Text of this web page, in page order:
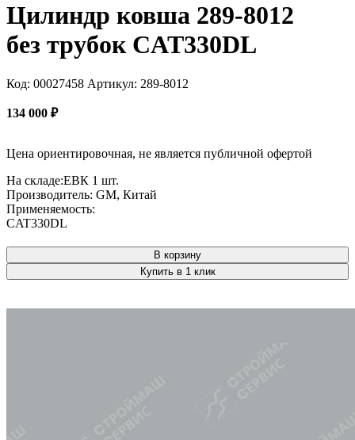
Цилиндр ковша 289-8012
без трубок CAT330DL
Код: 00027458 Артикул: 289-8012
134 000 ₽
Цена ориентировочная, не является публичной офертой
На складе:ЕВК 1 шт.
Производитель: GM, Китай
Применяемость:
CAT330DL
В корзину
Купить в 1 клик